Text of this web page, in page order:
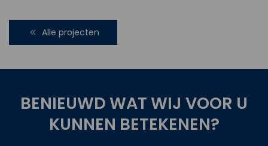
Alle projecten
BENIEUWD WAT WIJ VOOR U
KUNNEN BETEKENEN?